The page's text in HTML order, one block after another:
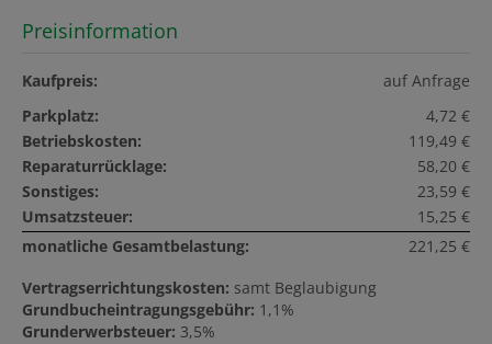
Preisinformation
Kaufpreis:
auf Anfrage
Parkplatz:
4,72 €
Betriebskosten:
119,49 €
Reparaturrücklage:
58,20 €
Sonstiges:
23,59 €
Umsatzsteuer:
15,25 €
monatliche Gesamtbelastung:
221,25 €
Vertragserrichtungskosten: samt Beglaubigung
Grundbucheintragungsgebühr: 1,1%
Grunderwerbsteuer: 3,5%